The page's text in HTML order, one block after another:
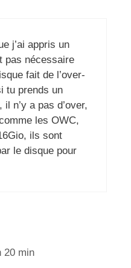
j’ai appris un
pas nécessaire
fait de l’over-
tu prends un
n’y a pas d’over,
les OWC,
ils sont
le disque pour
20 min